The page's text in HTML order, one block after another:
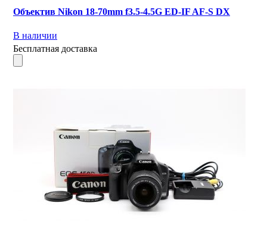
Объектив Nikon 18-70mm f3.5-4.5G ED-IF AF-S DX
В наличии
Бесплатная доставка